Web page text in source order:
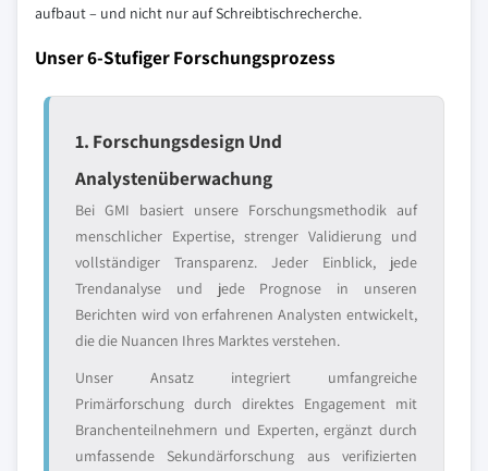
aufbaut – und nicht nur auf Schreibtischrecherche.
Unser 6-Stufiger Forschungsprozess
1. Forschungsdesign Und
Analystenüberwachung
Bei GMI basiert unsere Forschungsmethodik auf
menschlicher Expertise, strenger Validierung und
vollständiger Transparenz. Jeder Einblick, jede
Trendanalyse und jede Prognose in unseren
Berichten wird von erfahrenen Analysten entwickelt,
die die Nuancen Ihres Marktes verstehen.
Unser Ansatz integriert umfangreiche
Primärforschung durch direktes Engagement mit
Branchenteilnehmern und Experten, ergänzt durch
umfassende Sekundärforschung aus verifizierten